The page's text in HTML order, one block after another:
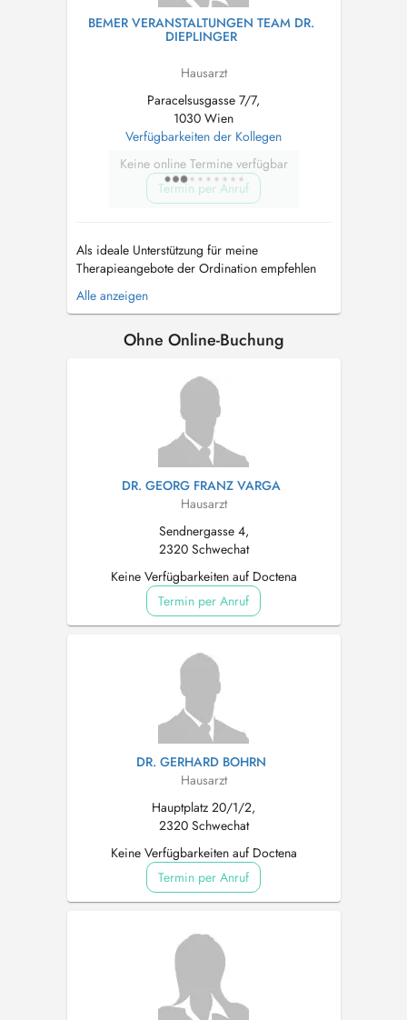
BEMER VERANSTALTUNGEN TEAM DR.
DIEPLINGER
Hausarzt
Paracelsusgasse 7/7,
1030 Wien
Verfügbarkeiten der Kollegen
Keine online Termine verfügbar
Termin per Anruf
Als ideale Unterstützung für meine
Therapieangebote der Ordination empfehlen
wir zur besseren Entgiftung, zur besseren
Ausbalancierung und Tiefenentspannung
lege sehr viel Wert darauf dass Sie die
Alle anzeigen
Ohne Online-Buchung
DR. GEORG FRANZ VARGA
Hausarzt
Sendnergasse 4,
2320 Schwechat
Keine Verfügbarkeiten auf Doctena
Termin per Anruf
DR. GERHARD BOHRN
Hausarzt
Hauptplatz 20/1/2,
2320 Schwechat
Keine Verfügbarkeiten auf Doctena
Termin per Anruf